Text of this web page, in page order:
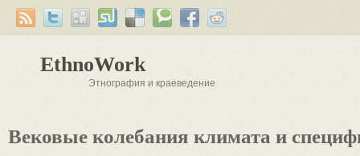
EthnoWork
Этнография и краеведение
Вековые колебания климата и